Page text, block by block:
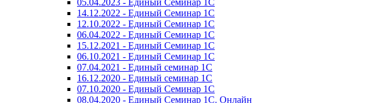
05.04.2023 - Единый Семинар 1С
14.12.2022 - Единый Семинар 1С
12.10.2022 - Единый Семинар 1С
06.04.2022 - Единый Семинар 1С
15.12.2021 - Единый Семинар 1С
06.10.2021 - Единый Семинар 1С
07.04.2021 - Единый семинар 1С
16.12.2020 - Единый семинар 1С
07.10.2020 - Единый Семинар 1С
08.04.2020 - Единый Семинар 1С. Онлайн